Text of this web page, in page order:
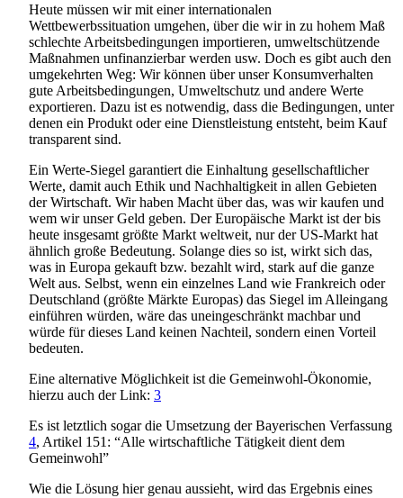
Heute müssen wir mit einer internationalen
Wettbewerbssituation umgehen, über die wir in zu hohem Maß
schlechte Arbeitsbedingungen importieren, umweltschützende
Maßnahmen unfinanzierbar werden usw. Doch es gibt auch den
umgekehrten Weg: Wir können über unser Konsumverhalten
gute Arbeitsbedingungen, Umweltschutz und andere Werte
exportieren. Dazu ist es notwendig, dass die Bedingungen, unter
denen ein Produkt oder eine Dienstleistung entsteht, beim Kauf
transparent sind.
Ein Werte-Siegel garantiert die Einhaltung gesellschaftlicher
Werte, damit auch Ethik und Nachhaltigkeit in allen Gebieten
der Wirtschaft. Wir haben Macht über das, was wir kaufen und
wem wir unser Geld geben. Der Europäische Markt ist der bis
heute insgesamt größte Markt weltweit, nur der US-Markt hat
ähnlich große Bedeutung. Solange dies so ist, wirkt sich das,
was in Europa gekauft bzw. bezahlt wird, stark auf die ganze
Welt aus. Selbst, wenn ein einzelnes Land wie Frankreich oder
Deutschland (größte Märkte Europas) das Siegel im Alleingang
einführen würden, wäre das uneingeschränkt machbar und
würde für dieses Land keinen Nachteil, sondern einen Vorteil
bedeuten.
Eine alternative Möglichkeit ist die Gemeinwohl-Ökonomie,
hierzu auch der Link: 3
Es ist letztlich sogar die Umsetzung der Bayerischen Verfassung
4, Artikel 151: “Alle wirtschaftliche Tätigkeit dient dem
Gemeinwohl”
Wie die Lösung hier genau aussieht, wird das Ergebnis eines